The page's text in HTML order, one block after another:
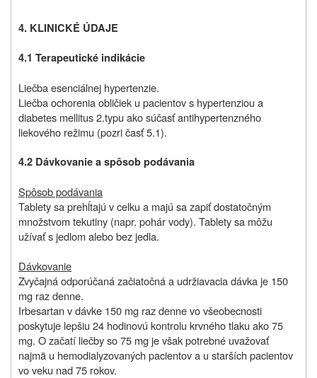
4. KLINICKÉ ÚDAJE
4.1 Terapeutické indikácie
Liečba esenciálnej hypertenzie.
Liečba ochorenia obličiek u pacientov s hypertenziou a
diabetes mellitus 2.typu ako súčasť antihypertenzného
liekového režimu (pozri časť 5.1).
4.2 Dávkovanie a spôsob podávania
Spôsob podávania
Tablety sa prehĺtajú v celku a majú sa zapiť dostatočným
množstvom tekutiny (napr. pohár vody). Tablety sa môžu
užívať s jedlom alebo bez jedla.
Dávkovanie
Zvyčajná odporúčaná začiatočná a udržiavacia dávka je 150
mg raz denne.
Irbesartan v dávke 150 mg raz denne vo všeobecnosti
poskytuje lepšiu 24 hodinovú kontrolu krvného tlaku ako 75
mg. O začatí liečby so 75 mg je však potrebné uvažovať
najmä u hemodialyzovaných pacientov a u starších pacientov
vo veku nad 75 rokov.